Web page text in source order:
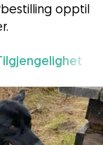
opptil